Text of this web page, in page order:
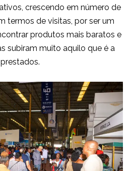
crescendo em número de
termos de visitas, por ser um
produtos mais baratos e
subiram muito aquilo que é a